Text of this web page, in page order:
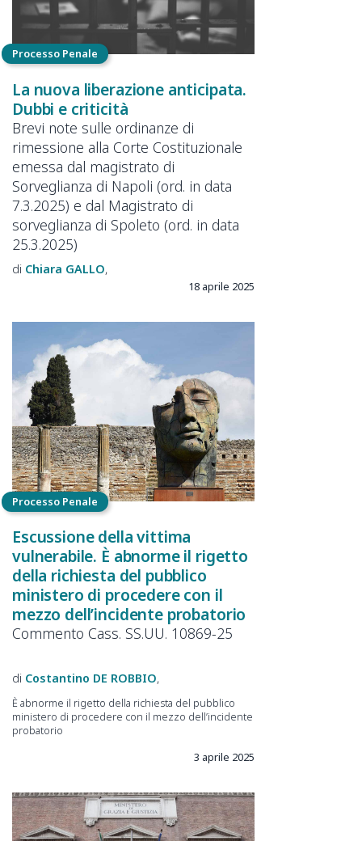
Processo Penale
La nuova liberazione anticipata.
Dubbi e criticità
Brevi note sulle ordinanze di
rimessione alla Corte Costituzionale
emessa dal magistrato di
Sorveglianza di Napoli (ord. in data
7.3.2025) e dal Magistrato di
sorveglianza di Spoleto (ord. in data
25.3.2025)
Chiara GALLO
18 aprile 2025
Processo Penale
Escussione della vittima
vulnerabile. È abnorme il rigetto
della richiesta del pubblico
ministero di procedere con il
mezzo dell’incidente probatorio
Commento Cass. SS.UU. 10869-25
Costantino DE ROBBIO
È abnorme il rigetto della richiesta del pubblico
ministero di procedere con il mezzo dell’incidente
probatorio
3 aprile 2025